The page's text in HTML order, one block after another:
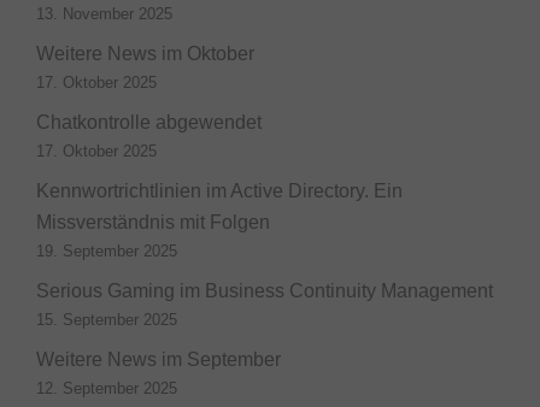
13. November 2025
Weitere News im Oktober
17. Oktober 2025
Chatkontrolle abgewendet
17. Oktober 2025
Kennwortrichtlinien im Active Directory. Ein
Missverständnis mit Folgen
19. September 2025
Serious Gaming im Business Continuity Management
15. September 2025
Weitere News im September
12. September 2025